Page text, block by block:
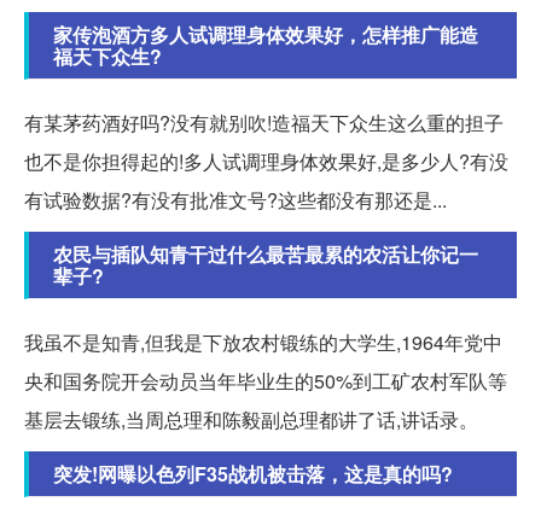
家传泡酒方多人试调理身体效果好，怎样推广能造
福天下众生?
有某茅药酒好吗?没有就别吹!造福天下众生这么重的担子
也不是你担得起的!多人试调理身体效果好,是多少人?有没
有试验数据?有没有批准文号?这些都没有那还是...
农民与插队知青干过什么最苦最累的农活让你记一
辈子?
我虽不是知青,但我是下放农村锻练的大学生,1964年党中
央和国务院开会动员当年毕业生的50%到工矿农村军队等
基层去锻练,当周总理和陈毅副总理都讲了话,讲话录。
突发!网曝以色列F35战机被击落，这是真的吗?